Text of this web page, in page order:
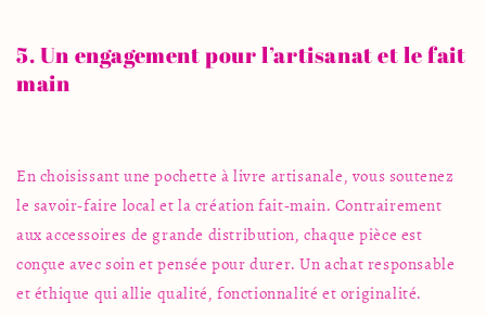
5. Un engagement pour l’artisanat et le fait
main
En choisissant une pochette à livre artisanale, vous soutenez
le savoir-faire local et la création fait-main. Contrairement
auxaccessoires de grande distribution, chaque pièce est
conçue avec soin et pensée pour durer. Un achat responsable
et éthique qui allie qualité, fonctionnalité et originalité.